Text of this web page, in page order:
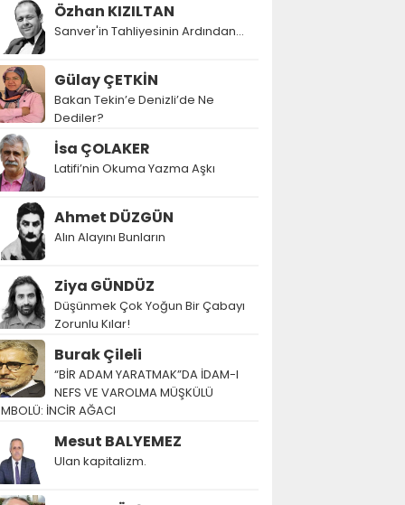
Özhan KIZILTAN
Sanver'in Tahliyesinin Ardından…
Gülay ÇETKİN
Bakan Tekin’e Denizli’de Ne
Dediler?
İsa ÇOLAKER
Latifi’nin Okuma Yazma Aşkı
Ahmet DÜZGÜN
Alın Alayını Bunların
Ziya GÜNDÜZ
Düşünmek Çok Yoğun Bir Çabayı
Zorunlu Kılar!
Burak Çileli
“BİR ADAM YARATMAK”DA İDAM-I
NEFS VE VAROLMA MÜŞKÜLÜ
İNCİR AĞACI
Mesut BALYEMEZ
Ulan kapitalizm.